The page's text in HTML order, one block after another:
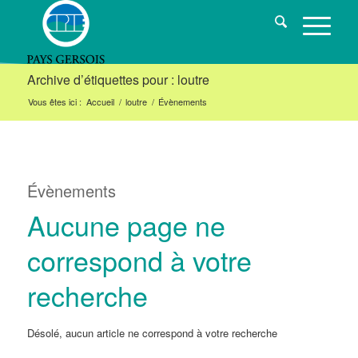
Archive d’étiquettes pour : loutre
Vous êtes ici : Accueil / loutre / Évènements
Évènements
Aucune page ne
correspond à votre
recherche
Désolé, aucun article ne correspond à votre recherche